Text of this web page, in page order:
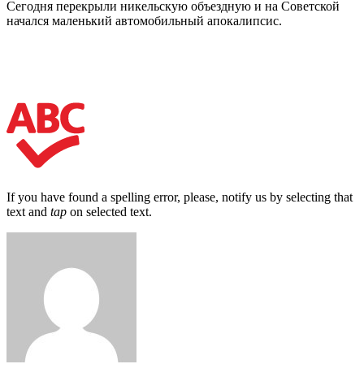
Сегодня перекрыли никельскую объездную и на Советской
начался маленький автомобильный апокалипсис.
If you have found a spelling error, please, notify us by selecting that
text and tap on selected text.